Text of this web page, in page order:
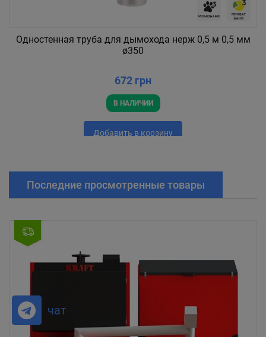
чат
Одностенная труба для дымохода нерж 0,5 м 0,5 мм
ø350
672 грн
В НАЛИЧИИ
Добавить в корзину
Последние просмотренные товары